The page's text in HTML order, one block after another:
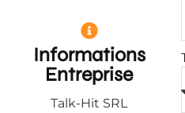
Informations
Entreprise
Talk-Hit SRL